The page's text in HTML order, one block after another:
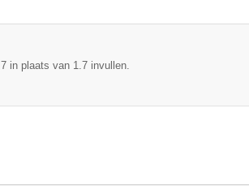
in plaats van 1.7 invullen.